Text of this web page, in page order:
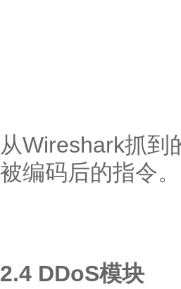
从Wireshark抓到
被编码后的指令。
2.4 DDoS模块